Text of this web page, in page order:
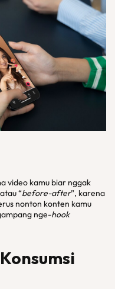
video kamu biar nggak
“before-after”, karena
nonton konten kamu
nge-hook